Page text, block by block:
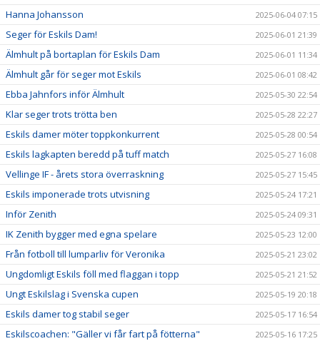
Hanna Johansson 2025-06-04 07:15
Seger för Eskils Dam! 2025-06-01 21:39
Älmhult på bortaplan för Eskils Dam 2025-06-01 11:34
Älmhult går för seger mot Eskils 2025-06-01 08:42
Ebba Jahnfors inför Älmhult 2025-05-30 22:54
Klar seger trots trötta ben 2025-05-28 22:27
Eskils damer möter toppkonkurrent 2025-05-28 00:54
Eskils lagkapten beredd på tuff match 2025-05-27 16:08
Vellinge IF - årets stora överraskning 2025-05-27 15:45
Eskils imponerade trots utvisning 2025-05-24 17:21
Inför Zenith 2025-05-24 09:31
IK Zenith bygger med egna spelare 2025-05-23 12:00
Från fotboll till lumparliv för Veronika 2025-05-21 23:02
Ungdomligt Eskils föll med flaggan i topp 2025-05-21 21:52
Ungt Eskilslag i Svenska cupen 2025-05-19 20:18
Eskils damer tog stabil seger 2025-05-17 16:54
Eskilscoachen: "Gäller vi får fart på fötterna" 2025-05-16 17:25